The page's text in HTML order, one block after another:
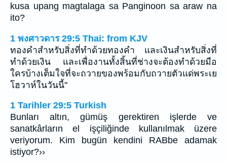
kusa upang magtalaga sa Panginoon sa araw na
ito?
1 พงศาวดาร 29:5 Thai: from KJV
ทองคำสำหรับสิ่งที่ทำด้วยทองคำ และเงินสำหรับสิ่งที่
ทำด้วยเงิน และเพื่องานทั้งสิ้นที่ช่างจะต้องทำด้วยมือ
ใครบ้างเต็มใจที่จะถวายของพร้อมกับถวายตัวแด่พระเย
โฮวาห์ในวันนี้"
1 Tarihler 29:5 Turkish
Bunları altın, gümüş gerektiren işlerde ve
sanatkârların el işçiliğinde kullanılmak üzere
veriyorum. Kim bugün kendini RABbe adamak
istiyor?››